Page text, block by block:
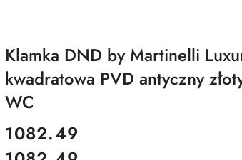
Klamka DND by Martinelli
kwadratowa PVD antyczny
WC
cena:
1082.49